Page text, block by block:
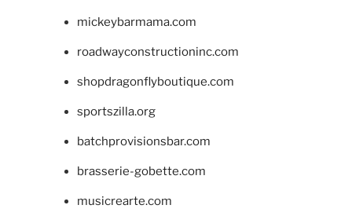
mickeybarmama.com
roadwayconstructioninc.com
shopdragonflyboutique.com
sportszilla.org
batchprovisionsbar.com
brasserie-gobette.com
musicrearte.com